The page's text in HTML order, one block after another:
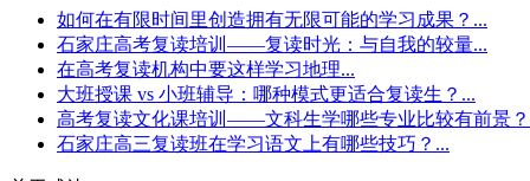
如何在有限时间里创造拥有无限可能的学习成果？...
石家庄高考复读培训——复读时光：与自我的较量...
在高考复读机构中要这样学习地理...
大班授课 vs 小班辅导：哪种模式更适合复读生？...
高考复读文化课培训——文科生学哪些专业比较有前景
石家庄高三复读班在学习语文上有哪些技巧？...